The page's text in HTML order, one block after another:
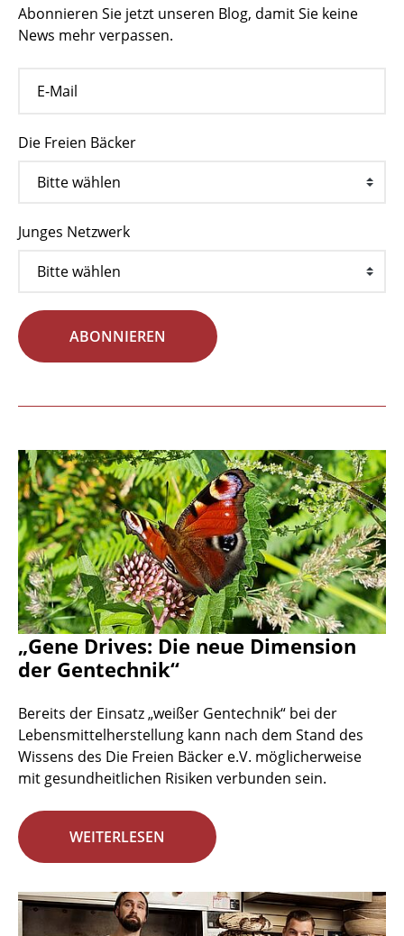
Abonnieren Sie jetzt unseren Blog, damit Sie keine
News mehr verpassen.
Die Freien Bäcker
Junges Netzwerk
ABONNIEREN
„Gene Drives: Die neue Dimension
der Gentechnik“
Bereits der Einsatz „weißer Gentechnik“ bei der
Lebensmittelherstellung kann nach dem Stand des
Wissens des Die Freien Bäcker e.V. möglicherweise
mit gesundheitlichen Risiken verbunden sein.
WEITERLESEN